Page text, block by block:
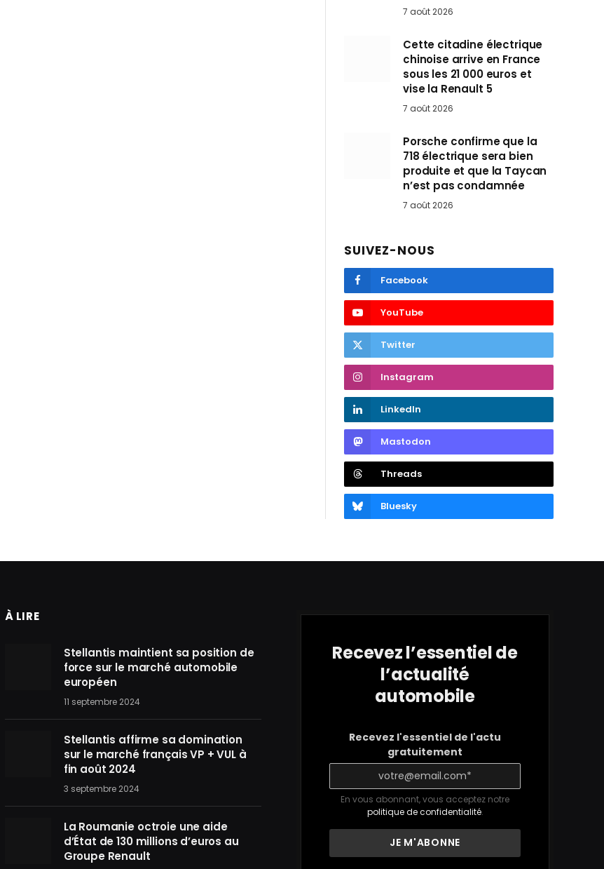
7 août 2026
Cette citadine électrique
chinoise arrive en France
sous les 21 000 euros et
vise la Renault 5
7 août 2026
Porsche confirme que la
718 électrique sera bien
produite et que la Taycan
n’est pas condamnée
7 août 2026
SUIVEZ-NOUS
Facebook
YouTube
Twitter
Instagram
LinkedIn
Mastodon
Threads
Bluesky
À LIRE
Stellantis maintient sa position de
force sur le marché automobile
européen
11 septembre 2024
Stellantis affirme sa domination
sur le marché français VP + VUL à
fin août 2024
3 septembre 2024
La Roumanie octroie une aide
d’État de 130 millions d’euros au
Groupe Renault
Recevez l’essentiel de
l’actualité
automobile
Recevez l'essentiel de l'actu
gratuitement
En vous abonnant, vous acceptez notre
politique de confidentialité.